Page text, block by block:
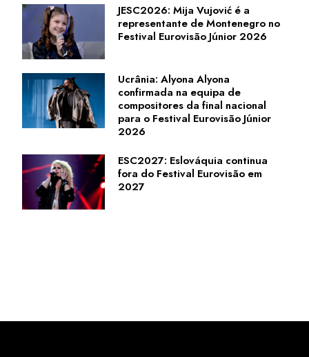
JESC2026: Mija Vujović é a
representante de Montenegro no
Festival Eurovisão Júnior 2026
Ucrânia: Alyona Alyona
confirmada na equipa de
compositores da final nacional
para o Festival Eurovisão Júnior
2026
ESC2027: Eslováquia continua
fora do Festival Eurovisão em
2027